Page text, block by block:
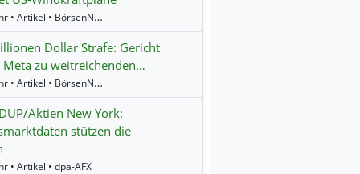
17:04 Uhr • Artikel • BörsenNEWS.de
Dollar Strafe: Gericht
zu weitreichenden…
16:55 Uhr • Artikel • BörsenNEWS.de
Aktien New York:
stützen die
• Artikel • dpa-AFX